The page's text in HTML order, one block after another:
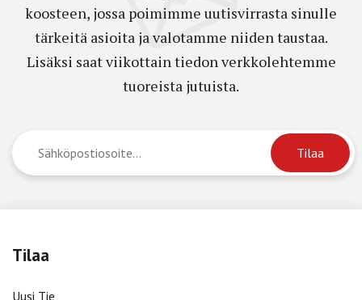
koosteen, jossa poimimme uutisvirrasta sinulle
tärkeitä asioita ja valotamme niiden taustaa.
Lisäksi saat viikottain tiedon verkkolehtemme
tuoreista jutuista.
Tilaa
Uusi Tie